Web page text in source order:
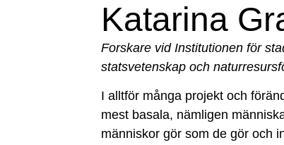
Katarina
Forskare vid Institutionen för
statsvetenskap och
I alltför många projekt och
mest basala, nämligen
människor gör som de gör och